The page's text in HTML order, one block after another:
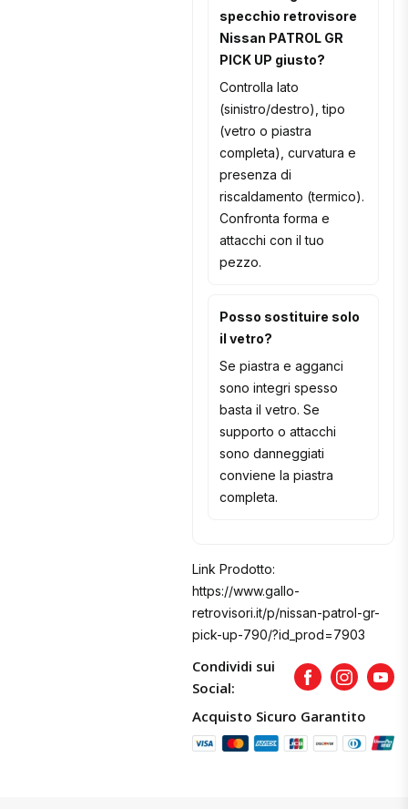
specchio retrovisore
Nissan PATROL GR
PICK UP giusto?
Controlla lato
(sinistro/destro), tipo
(vetro o piastra
completa), curvatura e
presenza di
riscaldamento (termico).
Confronta forma e
attacchi con il tuo
pezzo.
Posso sostituire solo
il vetro?
Se piastra e agganci
sono integri spesso
basta il vetro. Se
supporto o attacchi
sono danneggiati
conviene la piastra
completa.
Link Prodotto:
https://www.gallo-
retrovisori.it/p/nissan-patrol-gr-
pick-up-790/?id_prod=7903
Condividi sui
Social:
FacebookInstagram
Acquisto Sicuro Garantito